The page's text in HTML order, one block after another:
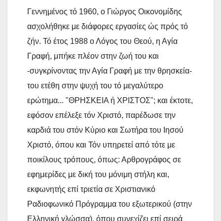
Γεννημένος τό 1960, ο Γιώργος Οικονομίδης
ασχολήθηκε με διάφορες εργασίες ώς πρός τό
ζήν. Τό έτος 1988 ο Λόγος του Θεού, η Αγία
Γραφή, μπήκε πλέον στην ζωή του και
-συγκρίνοντας την Αγία Γραφή με την θρησκεία-
του ετέθη στην ψυχή του τό μεγαλύτερο
ερώτημα... "ΘΡΗΣΚΕΙΑ ή ΧΡΙΣΤΟΣ"; και έκτοτε,
εφόσον επέλεξε τόν Χριστό, παρέδωσε την
καρδιά του στόν Κύριο και Σωτήρα του Ιησού
Χριστό, όπου και Τόν υπηρετεί από τότε με
ποικίλους τρόπους, όπως: Αρθρογράφος σε
εφημερίδες με δική του μόνιμη στήλη και,
εκφωνητής επί τριετία σε Χριστιανικό
Ραδιοφωνικό Πρόγραμμα του εξωτερικού (στην
Ελληνική γλώσσα), όπου συνεχίζει επί σειρά